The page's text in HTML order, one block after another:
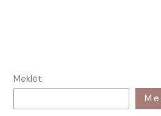
Meklēt